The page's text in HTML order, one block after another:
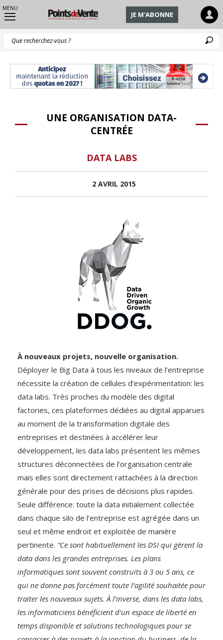
MENU
JE M'ABONNE
UNE ORGANISATION DATA-
CENTRÉE
DATA LABS
2 AVRIL 2015
À nouveaux projets, nouvelle ­organisation.
Déployer le Big Data à tous les niveaux de l’entreprise
nécessite la création de cellules d’expérimentation: les
data labs. Très proches du modèle des digital
factories, ces plateformes dédiées au digital apparues
au moment de la transformation digitale des
entreprises et destinées à accélérer leur
développement, les data labs présentent les mêmes
structures déconnectées de l’organisation centrale
mais elles sont directement rattachées à la direction
générale pour des prises de décisions plus rapides.
Seule différence: toute la data initialement collectée
dans chaque silo de l’entreprise est agrégée dans un
seul et même endroit et exploitée de manière
pertinente. “Ce sont habituellement les DSI qui gèrent la
data dans les grandes entreprises. Les plans
informatiques sont souvent construits à 3 ou 5 ans, ce
qui ne donne pas forcément toute l’agilité souhaitée pour
traiter les nouveaux sujets. À l’inverse, dans les data labs,
les informaticiens bénéficient d’un espace de liberté en
temps disponible et solutions technologiques pour se